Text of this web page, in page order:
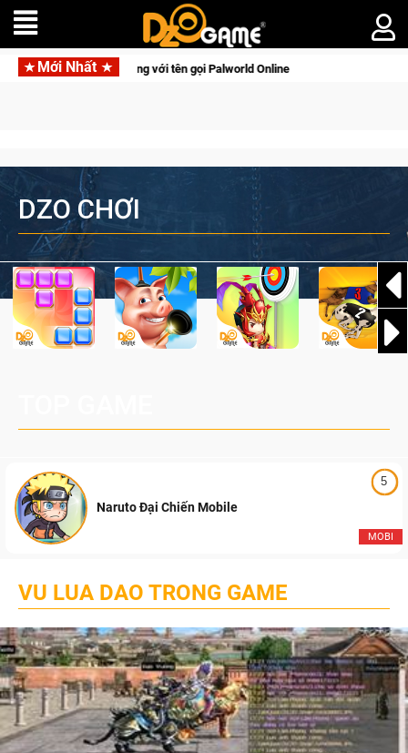
Mới Nhất
tồn lên di động với tên gọi Palworld Online
DZO CHƠI
5
MOBI
Naruto Đại Chiến Mobile
VU LUA DAO TRONG GAME